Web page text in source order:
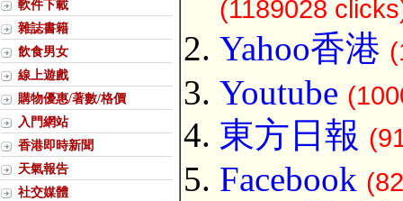
軟件下載
雜誌書籍
飲食男女
線上遊戲
購物優惠/著數/格價
入門網站
香港即時新聞
天氣報告
社交媒體
(1189028
Yahoo香港
Youtube
東方日報
Facebook